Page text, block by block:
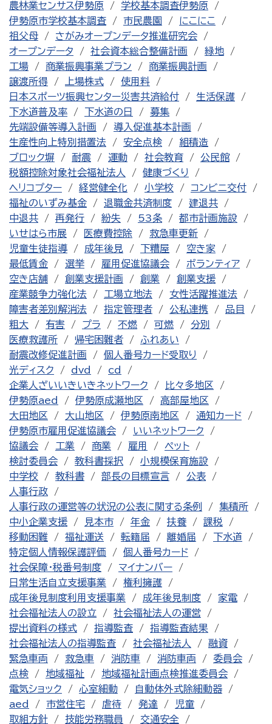
農林業センサス伊勢原
学校基本調査伊勢原
伊勢原市学校基本調査
市民農園
にこにこ
祖父母
さがみオープンデータ推進研究会
オープンデータ
社会資本総合整備計画
緑地
工場
商業振興事業プラン
商業振興計画
譲渡所得
上場株式
使用料
日本スポーツ振興センター災害共済給付
生活保護
下水道普及率
下水道の日
募集
先端設備等導入計画
導入促進基本計画
生産性向上特別措置法
安全点検
組積造
ブロック塀
耐震 運動 社会教育
公民館
税額控除対象社会福祉法人
健康づくり
ヘリコプター
経営健全化 小学校
コンビニ交付
福祉のいずみ基金
退職金共済制度
建退共
中退共
再発行 紛失 53条
都市計画施設
いせはら市展
医療費控除
救急車更新
児童生徒指導
成年後見 下糟屋
空き家
最低賃金
選挙 雇用促進協議会
ボランティア
空き店舗
創業支援計画 創業
創業支援
産業競争力強化法
工場立地法
女性活躍推進法
障害者差別解消法
指定管理者 公私連携
品目
粗大
有害 プラ 不燃 可燃
分別
医療救護所
帰宅困難者
ふれあい
耐震改修促進計画
個人番号カード受取り
光ディスク
dvd
cd
企業人ざいいきいきネットワーク
比々多地区
伊勢原aed
伊勢原成瀬地区
高部屋地区
大田地区
大山地区 伊勢原南地区
通知カード
伊勢原市雇用促進協議会
いいネットワーク
協議会
工業 商業 雇用
ペット
検討委員会
教科書採択
小規模保育施設
中学校
教科書 部長の目標宣言
公表
人事行政
人事行政の運営等の状況の公表に関する条例
集積所
中小企業支援
見本市 年金 扶養
課税
移動困難
福祉運送 転籍届 離婚届
下水道
特定個人情報保護評価
個人番号カード
社会保障・税番号制度
マイナンバー
日常生活自立支援事業
権利擁護
成年後見制度利用支援事業
成年後見制度
家電
社会福祉法人の設立
社会福祉法人の運営
提出資料の様式
指導監査
指導監査結果
社会福祉法人の指導監査
社会福祉法人
融資
緊急車両
救急車 消防車 消防車両
委員会
点検
地域福祉
地域福祉計画点検推進委員会
電気ショック
心室細動
自動体外式除細動器
aed
市営住宅 虐待 発達
児童
取組方針
技能労務職員 交通安全